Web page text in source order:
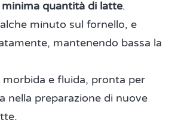
quantità di latte.
minuto sul fornello, e
mantenendo bassa la
morbida e fluida, pronta per
nella preparazione di nuove